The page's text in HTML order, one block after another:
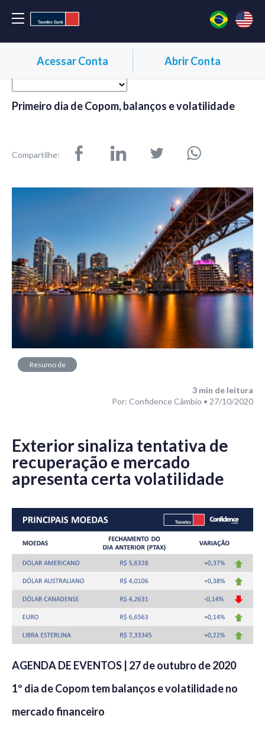
Acessar Conta Abrir Conta
Primeiro dia de Copom, balanços e volatilidade
Compartilhe:
Resumo de
3 min de leitura
Por: Confidence Câmbio • 27/10/2020
Exterior sinaliza tentativa de
recuperação e mercado
apresenta certa volatilidade
AGENDA DE EVENTOS | 27 de outubro de 2020
1º dia de Copom tem balanços e volatilidade no
mercado financeiro